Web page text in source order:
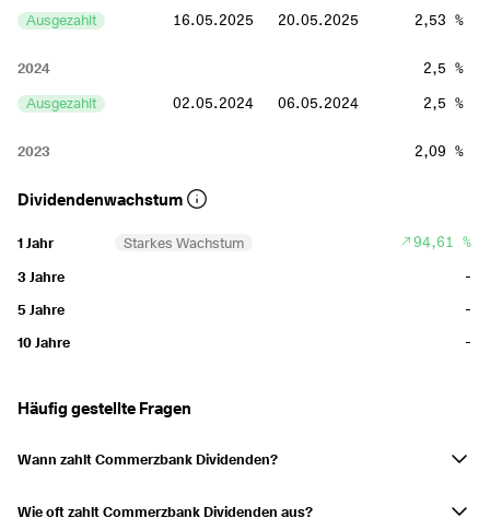
Ausgezahlt
16.05.2025 20.05.2025 2,53 %
2024
2,5 %
Ausgezahlt
02.05.2024 06.05.2024 2,5 %
2023
2,09 %
01.06.2023
2,62 %
Ausgezahlt
2016
Ausgezahlt
Häufig gestellte Fragen
Wann zahlt Commerzbank Dividenden?
Wie oft zahlt Commerzbank Dividenden aus?
Dividendenwachstum
1 Jahr Starkes Wachstum
94,61 %
3 Jahre
-
5 Jahre -
10 Jahre -